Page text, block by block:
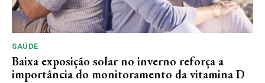
SAÚDE
Baixa exposição solar no inverno reforça a
importância do monitoramento da vitamina D